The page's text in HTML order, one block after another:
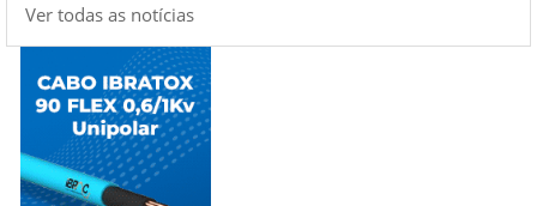
Ver todas as notícias